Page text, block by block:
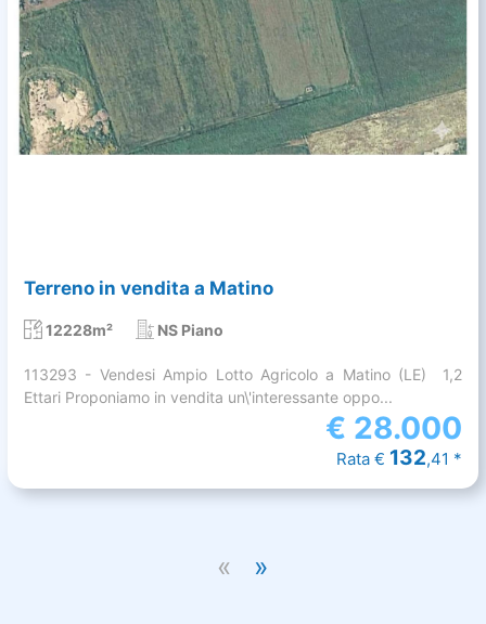
Terreno in vendita a Matino
12228m² NS Piano
113293 - Vendesi Ampio Lotto Agricolo a Matino (LE)  1,2
Ettari Proponiamo in vendita un\'interessante oppo...
€ 28.000
Rata € 132,41 *
« »